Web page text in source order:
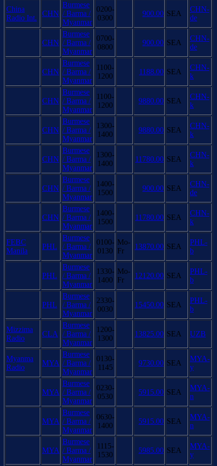
China
Radio Int.
CHN
Burmese
/ Barma /
Myanmar
0200-
0300
900.00 SEA
CHN-
de
CHN
Burmese
/ Barma /
Myanmar
0700-
0800
900.00 SEA
CHN-
de
CHN
Burmese
/ Barma /
Myanmar
1100-
1200
1188.00 SEA
CHN-
k
CHN
Burmese
/ Barma /
Myanmar
1100-
1200
9880.00 SEA
CHN-
k
CHN
Burmese
/ Barma /
Myanmar
1300-
1400
9880.00 SEA
CHN-
k
CHN
Burmese
/ Barma /
Myanmar
1300-
1400
11780.00 SEA
CHN-
k
CHN
Burmese
/ Barma /
Myanmar
1400-
1500
900.00 SEA
CHN-
de
CHN
Burmese
/ Barma /
Myanmar
1400-
1500
11780.00 SEA
CHN-
k
FEBC
Manila
PHL
Burmese
/ Barma /
Myanmar
0100-
0130
Mo-
Fr
13870.00 SEA
PHL-
b
PHL
Burmese
/ Barma /
Myanmar
1330-
1400
Mo-
Fr
12120.00 SEA
PHL-
b
PHL
Burmese
/ Barma /
Myanmar
2330-
0030
15450.00 SEA
PHL-
b
Mizzima
Radio
CLA
Burmese
/ Barma /
Myanmar
1200-
1300
13825.00 SEA UZB
Myanma
Radio
MYA
Burmese
/ Barma /
Myanmar
0130-
1145
9730.00 SEA
MYA-
y
MYA
Burmese
/ Barma /
Myanmar
0230-
0530
5915.00 SEA
MYA-
n
MYA
Burmese
/ Barma /
Myanmar
0630-
1400
5915.00 SEA
MYA-
n
MYA
Burmese
/ Barma /
Myanmar
1115-
1530
5985.00 SEA
MYA-
y